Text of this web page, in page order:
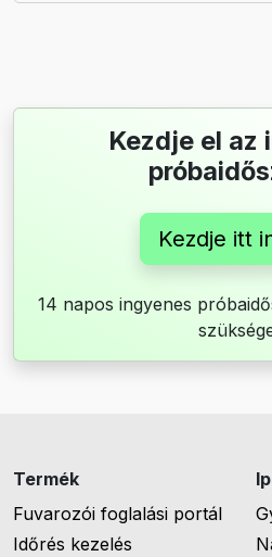
Kezdje el az
Kezdje itt
14 napos ingyenes
Termék
Fuvarozói foglalási portál
Időrés kezelés